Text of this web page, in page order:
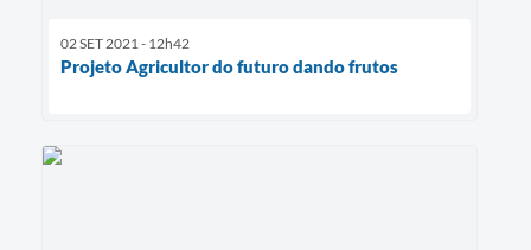
02 SET 2021 - 12h42
Projeto Agricultor do futuro dando frutos